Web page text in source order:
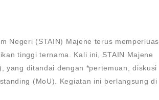
Negeri (STAIN) Majene terus memperluas
tinggi ternama. Kali ini, STAIN Majene
yang ditandai dengan *pertemuan, diskusi
(MoU). Kegiatan ini berlangsung di